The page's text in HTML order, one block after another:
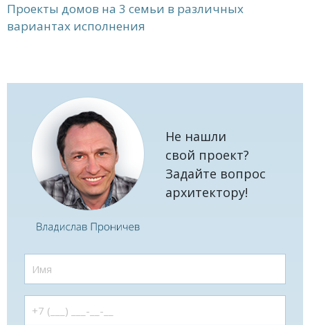
Проекты домов на 3 семьи в различных
вариантах исполнения
Не нашли
свой проект?
Задайте вопрос
архитектору!